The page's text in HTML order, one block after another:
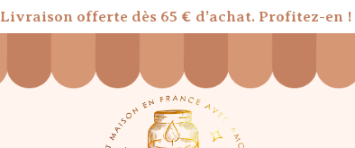
Livraison offerte dès 65 € d’achat. Profitez-en !